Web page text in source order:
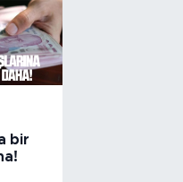
bir